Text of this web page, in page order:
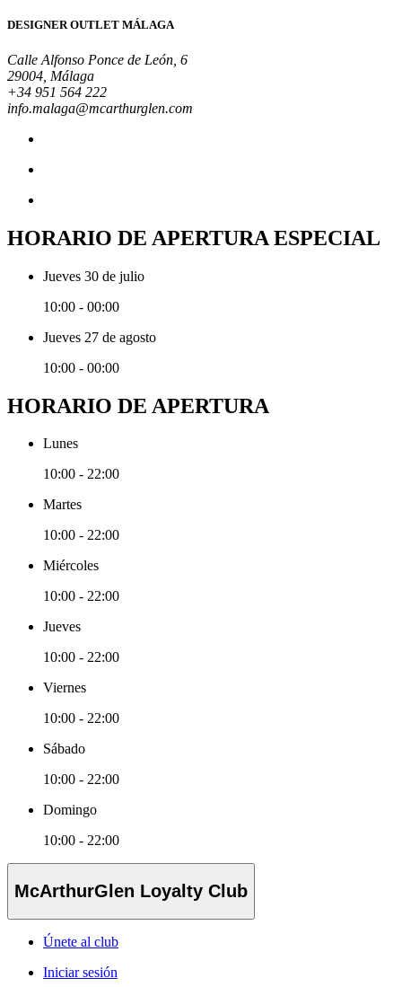
DESIGNER OUTLET MÁLAGA
Calle Alfonso Ponce de León, 6
29004, Málaga
+34 951 564 222
info.malaga@mcarthurglen.com
HORARIO DE APERTURA ESPECIAL
Jueves 30 de julio
10:00 - 00:00
Jueves 27 de agosto
10:00 - 00:00
HORARIO DE APERTURA
Lunes
10:00 - 22:00
Martes
10:00 - 22:00
Miércoles
10:00 - 22:00
Jueves
10:00 - 22:00
Viernes
10:00 - 22:00
Sábado
10:00 - 22:00
Domingo
10:00 - 22:00
McArthurGlen Loyalty Club
Únete al club
Iniciar sesión